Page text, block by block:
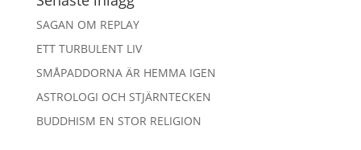
SAGAN OM REPLAY
ETT TURBULENT LIV
SMÅPADDORNA ÄR HEMMA IGEN
ASTROLOGI OCH STJÄRNTECKEN
BUDDHISM EN STOR RELIGION